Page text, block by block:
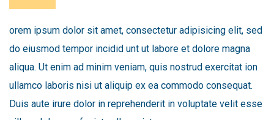
orem ipsum dolor sit amet, consectetur adipisicing elit, sed
do eiusmod tempor incidid unt ut labore et dolore magna
aliqua. Ut enim ad minim veniam, quis nostrud exercitat ion
ullamco laboris nisi ut aliquip ex ea commodo consequat.
Duis aute irure dolor in reprehenderit in voluptate velit esse